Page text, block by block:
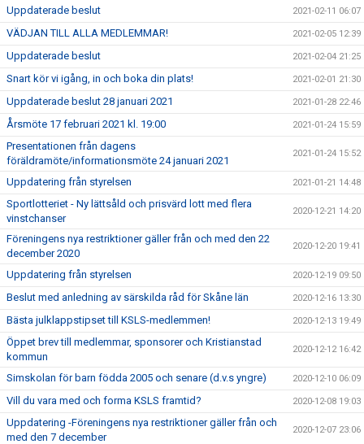
Uppdaterade beslut 2021-02-11 06:07
VÄDJAN TILL ALLA MEDLEMMAR! 2021-02-05 12:39
Uppdaterade beslut 2021-02-04 21:25
Snart kör vi igång, in och boka din plats! 2021-02-01 21:30
Uppdaterade beslut 28 januari 2021 2021-01-28 22:46
Årsmöte 17 februari 2021 kl. 19:00 2021-01-24 15:59
Presentationen från dagens
föräldramöte/informationsmöte 24 januari 2021
2021-01-24 15:52
Uppdatering från styrelsen 2021-01-21 14:48
Sportlotteriet - Ny lättsåld och prisvärd lott med flera
vinstchanser
2020-12-21 14:20
Föreningens nya restriktioner gäller från och med den 22
december 2020
2020-12-20 19:41
Uppdatering från styrelsen 2020-12-19 09:50
Beslut med anledning av särskilda råd för Skåne län 2020-12-16 13:30
Bästa julklappstipset till KSLS-medlemmen! 2020-12-13 19:49
Öppet brev till medlemmar, sponsorer och Kristianstad
kommun
2020-12-12 16:42
Simskolan för barn födda 2005 och senare (d.v.s yngre) 2020-12-10 06:09
Vill du vara med och forma KSLS framtid? 2020-12-08 19:03
Uppdatering -Föreningens nya restriktioner gäller från och
med den 7 december
2020-12-07 23:06